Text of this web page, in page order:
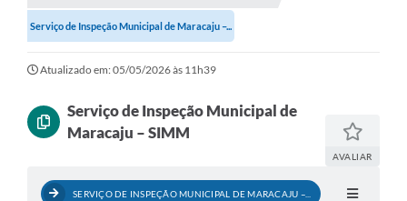
LGPD
Publicações
Controladoria Geral Municipal
Serviço de Inspeção Municipal de Maracaju –...
Atualizado em: 05/05/2026 às 11h39
Serviço de Inspeção Municipal de
Maracaju – SIMM
AVALIAR
SERVIÇO DE INSPEÇÃO MUNICIPAL DE MARACAJU –...